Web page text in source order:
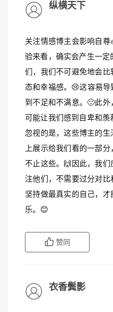
纵横天下
关注情感博主会影响自
验来看，确实会产生一
们，我们不可避免地会
态和幸福感。😢这容易
到不足和不满意。🙁此
可能让我们感到自卑和
忽视的是，这些博主的
上展示给我们看的一部
不止这些。🙌因此，我
注他们，不需要过分对比
坚持做最真实的自己，
乐。😊
赞同
衣香鬓影